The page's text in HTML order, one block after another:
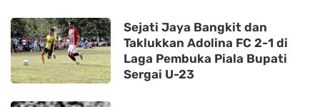
Sejati Jaya Bangkit dan
Taklukkan Adolina FC 2-1 di
Laga Pembuka Piala Bupati
Sergai U-23